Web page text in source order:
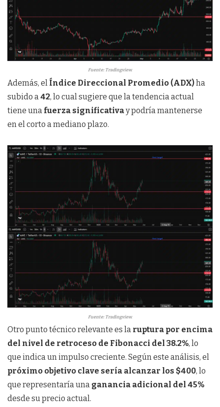
Fuente: Tradingview.
Además, el Índice Direccional Promedio (ADX)ha
subido a 42, lo cual sugiere que la tendencia actual
tiene una fuerza significativay podría mantenerse
en el corto a mediano plazo.
Fuente: Tradingview.
Otro punto técnico relevante es la ruptura por encima
del nivel de retroceso de Fibonacci del 38.2%, lo
que indica un impulso creciente. Según este análisis, el
próximo objetivo clave sería alcanzar los $400, lo
que representaría una ganancia adicional del 45%
desde su precio actual.